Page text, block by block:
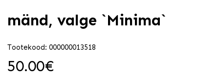
mänd, valge `Minima`
Tootekood: 000000013518
50.00€